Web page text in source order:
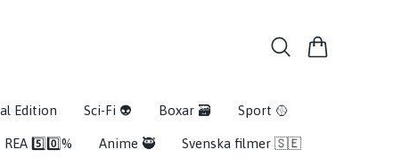
Edition Sci-Fi 👽 Boxar 🗃️ Sport 🥎
REA 5️⃣0️⃣% Anime 🥷 Svenska filmer 🇸🇪